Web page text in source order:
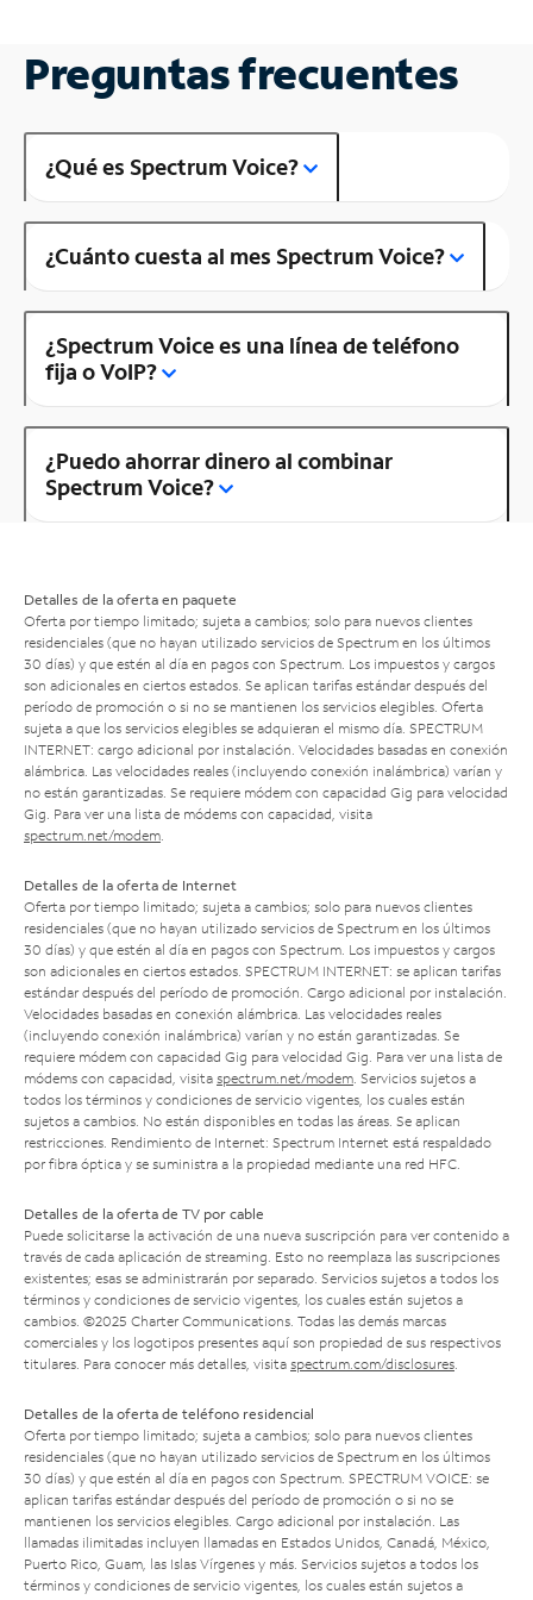
Preguntas frecuentes
¿Qué es Spectrum Voice?
¿Cuánto cuesta al mes Spectrum Voice?
¿Spectrum Voice es una línea de teléfono
fija o VoIP?
¿Puedo ahorrar dinero al combinar
Spectrum Voice?
Detalles de la oferta en paquete
Oferta por tiempo limitado; sujeta a cambios; solo para nuevos clientes
residenciales (que no hayan utilizado servicios de Spectrum en los últimos
30 días) y que estén al día en pagos con Spectrum. Los impuestos y cargos
son adicionales en ciertos estados. Se aplican tarifas estándar después del
período de promoción o si no se mantienen los servicios elegibles. Oferta
sujeta a que los servicios elegibles se adquieran el mismo día. SPECTRUM
INTERNET: cargo adicional por instalación. Velocidades basadas en conexión
alámbrica. Las velocidades reales (incluyendo conexión inalámbrica) varían y
no están garantizadas. Se requiere módem con capacidad Gig para velocidad
Gig. Para ver una lista de módems con capacidad, visita
spectrum.net/modem
Detalles de la oferta de Internet
Oferta por tiempo limitado; sujeta a cambios; solo para nuevos clientes
residenciales (que no hayan utilizado servicios de Spectrum en los últimos
30 días) y que estén al día en pagos con Spectrum. Los impuestos y cargos
son adicionales en ciertos estados. SPECTRUM INTERNET: se aplican tarifas
estándar después del período de promoción. Cargo adicional por instalación.
Velocidades basadas en conexión alámbrica. Las velocidades reales
(incluyendo conexión inalámbrica) varían y no están garantizadas. Se
requiere módem con capacidad Gig para velocidad Gig. Para ver una lista de
módems con capacidad, visita spectrum.net/modem . Servicios sujetos a
todos los términos y condiciones de servicio vigentes, los cuales están
sujetos a cambios. No están disponibles en todas las áreas. Se aplican
restricciones. Rendimiento de Internet: Spectrum Internet está respaldado
por fibra óptica y se suministra a la propiedad mediante una red HFC.
Detalles de la oferta de TV por cable
Puede solicitarse la activación de una nueva suscripción para ver contenido a
través de cada aplicación de streaming. Esto no reemplaza las suscripciones
existentes; esas se administrarán por separado. Servicios sujetos a todos los
términos y condiciones de servicio vigentes, los cuales están sujetos a
cambios. ©2025 Charter Communications. Todas las demás marcas
comerciales y los logotipos presentes aquí son propiedad de sus respectivos
titulares. Para conocer más detalles, visita spectrum.com/disclosures
Detalles de la oferta de teléfono residencial
Oferta por tiempo limitado; sujeta a cambios; solo para nuevos clientes
residenciales (que no hayan utilizado servicios de Spectrum en los últimos
30 días) y que estén al día en pagos con Spectrum. SPECTRUM VOICE: se
aplican tarifas estándar después del período de promoción o si no se
mantienen los servicios elegibles. Cargo adicional por instalación. Las
llamadas ilimitadas incluyen llamadas en Estados Unidos, Canadá, México,
Puerto Rico, Guam, las Islas Vírgenes y más. Servicios sujetos a todos los
términos y condiciones de servicio vigentes, los cuales están sujetos a